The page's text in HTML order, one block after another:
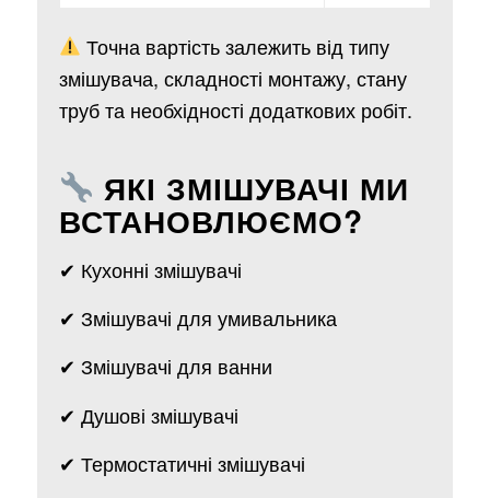
Точна вартість залежить від типу
змішувача, складності монтажу, стану
труб та необхідності додаткових робіт.
ЯКІ ЗМІШУВАЧІ МИ
ВСТАНОВЛЮЄМО?
✔ Кухонні змішувачі
✔ Змішувачі для умивальника
✔ Змішувачі для ванни
✔ Душові змішувачі
✔ Термостатичні змішувачі